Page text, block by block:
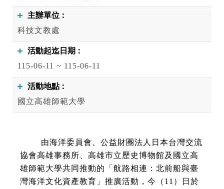
主辦單位
科技文教處
活動起迄日期
115-06-11 ~ 115-06-11
活動地點
國立高雄師範大學
由海洋委員會、公益財團法人日本台灣交流
協會高雄事務所、高雄市立歷史博物館及國立高
雄師範大學共同推動的「航路相連：北前船與臺
灣海洋文化資產教育」推廣活動，今（11）日於